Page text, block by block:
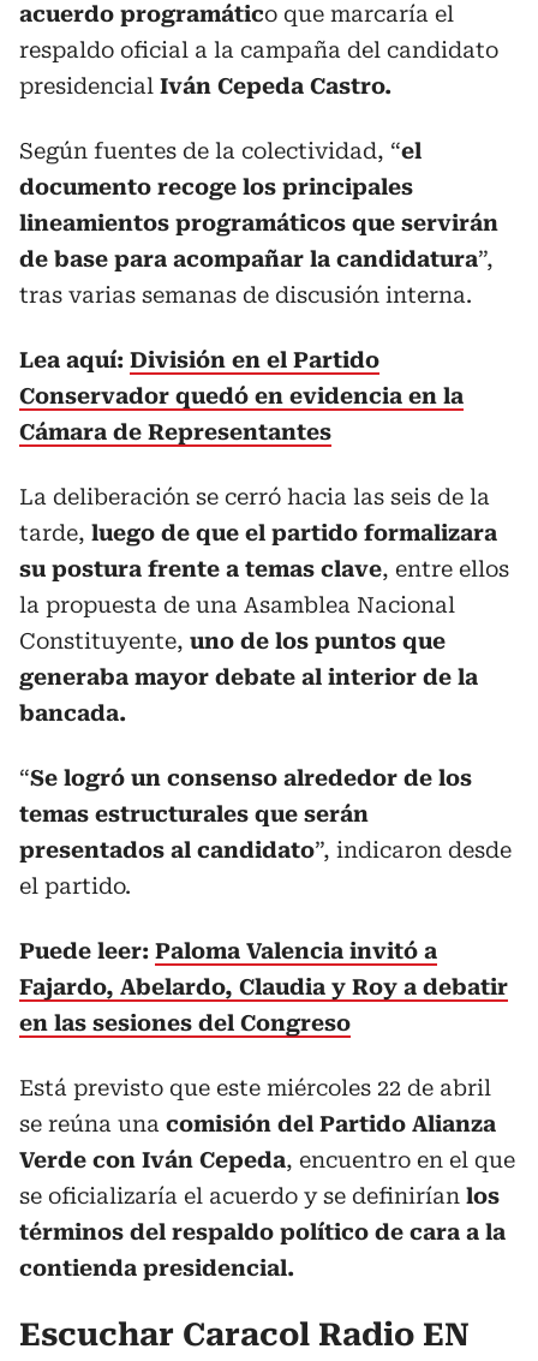
acuerdo programático que marcaría el
respaldo oficial a la campaña del candidato
presidencial Iván Cepeda Castro.
Según fuentes de la colectividad, “el
documento recoge los principales
lineamientos programáticos que servirán
de base para acompañar la candidatura”,
tras varias semanas de discusión interna.
Lea aquí: División en el Partido
Conservador quedó en evidencia en la
Cámara de Representantes
La deliberación se cerró hacia las seis de la
tarde, luego de que el partido formalizara
su postura frente a temas clave, entre ellos
la propuesta de una Asamblea Nacional
Constituyente, uno de los puntos que
generaba mayor debate al interior de la
bancada.
“Se logró un consenso alrededor de los
temas estructurales que serán
presentados al candidato”, indicaron desde
el partido.
Puede leer: Paloma Valencia invitó a
Fajardo, Abelardo, Claudia y Roy a debatir
en las sesiones del Congreso
Está previsto que este miércoles 22 de abril
se reúna una comisión del Partido Alianza
Verde con Iván Cepeda, encuentro en el que
se oficializaría el acuerdo y se definirían los
términos del respaldo político de cara a la
contienda presidencial.
Escuchar Caracol Radio EN